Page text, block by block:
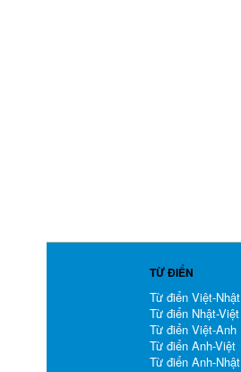
TỪ ĐIỂN
Từ điển Việt-Nhật
Từ điển Nhật-Việt
Từ điển Việt-Anh
Từ điển Anh-Việt
Từ điển Anh-Nhật